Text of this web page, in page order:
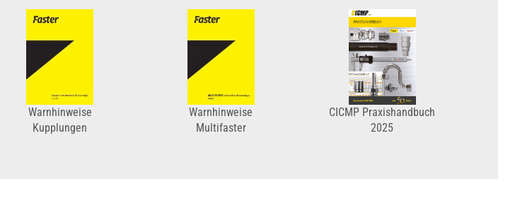
Warnhinweise
Kupplungen
Warnhinweise
Multifaster
CICMP Praxishandbuch
2025